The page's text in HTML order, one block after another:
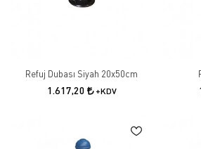
Refuj Dubası Siyah 20x50cm
1.617,20 +KDV